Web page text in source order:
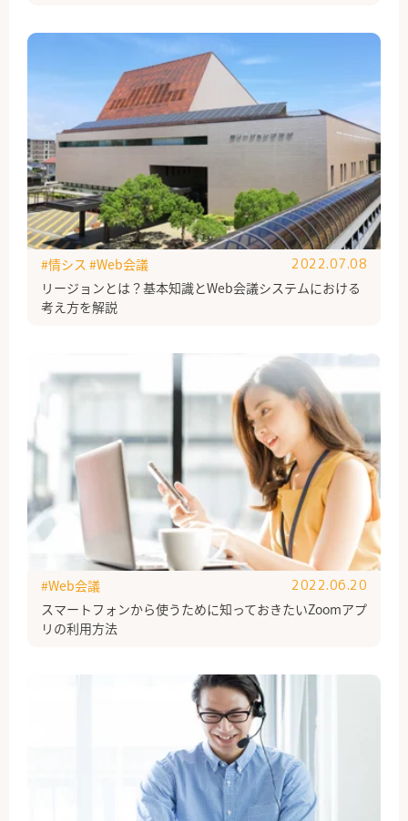
リージョンとは？基本知識とWeb会議システムにおける
考え方を解説
#情シス #Web会議 2022.07.08
スマートフォンから使うために知っておきたいZoomアプ
リの利用方法
#Web会議 2022.06.20